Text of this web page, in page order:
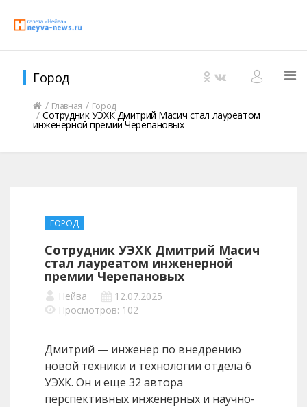
Город
Главная Город
Сотрудник УЭХК Дмитрий Масич стал лауреатом
инженерной премии Черепановых
ГОРОД
Сотрудник УЭХК Дмитрий Масич
стал лауреатом инженерной
премии Черепановых
Нейва
12.07.2025
Просмотров: 102
Дмитрий — инженер по внедрению
новой техники и технологии отдела 6
УЭХК. Он и еще 32 автора
перспективных инженерных и научно-